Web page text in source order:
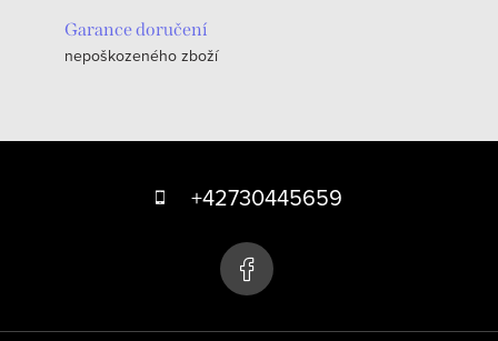
Garance doručení
nepoškozeného zboží
+42730445659